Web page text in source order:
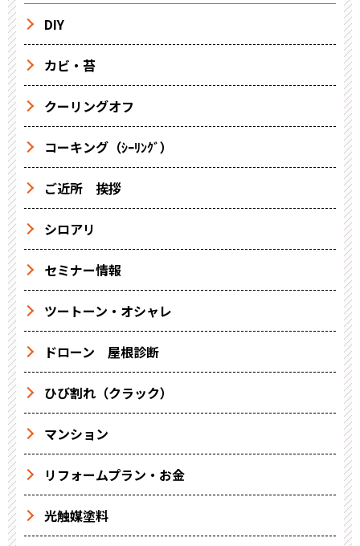
DIY
カビ・苔
クーリングオフ
コーキング（ｼｰﾘﾝｸﾞ）
ご近所 挨拶
シロアリ
セミナー情報
ツートーン・オシャレ
ドローン 屋根診断
ひび割れ（クラック）
マンション
リフォームプラン・お金
光触媒塗料